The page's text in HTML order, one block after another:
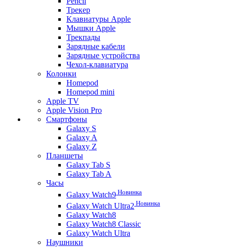
Трекер
Клавиатуры Apple
Мышки Apple
Трекпады
Зарядные кабели
Зарядные устройства
Чехол-клавиатура
Колонки
Homepod
Homepod mini
Apple TV
Apple Vision Pro
Смартфоны
Galaxy S
Galaxy A
Galaxy Z
Планшеты
Galaxy Tab S
Galaxy Tab A
Часы
Galaxy Watch9 Новинка
Galaxy Watch Ultra2 Новинка
Galaxy Watch8
Galaxy Watch8 Classic
Galaxy Watch Ultra
Наушники